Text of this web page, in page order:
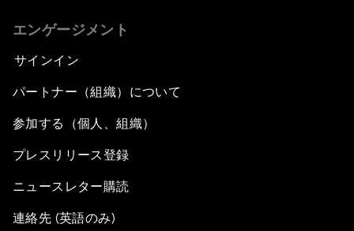
エンゲージメント
サインイン
パートナー（組織）について
参加する（個人、組織）
プレスリリース登録
ニュースレター購読
連絡先 (英語のみ)